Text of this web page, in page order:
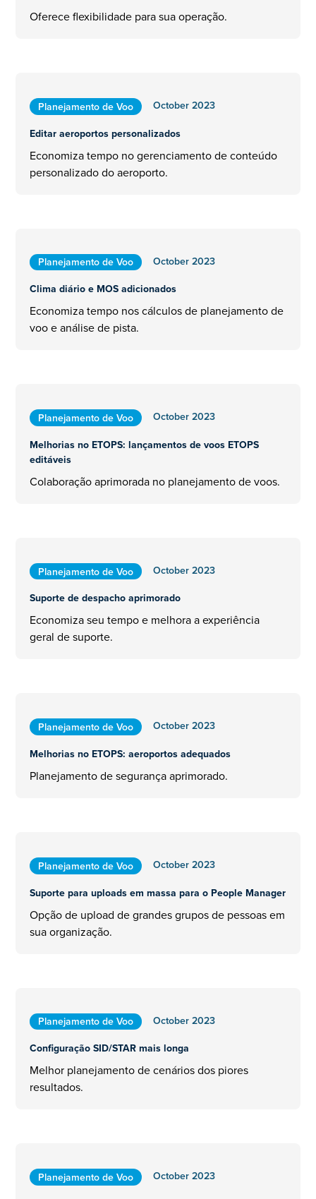
Oferece flexibilidade para sua operação.
Planejamento de Voo
October 2023
Editar aeroportos personalizados
Economiza tempo no gerenciamento de conteúdo
personalizado do aeroporto.
Planejamento de Voo
October 2023
Clima diário e MOS adicionados
Economiza tempo nos cálculos de planejamento de
voo e análise de pista.
Planejamento de Voo
October 2023
Melhorias no ETOPS: lançamentos de voos ETOPS
editáveis
Colaboração aprimorada no planejamento de voos.
Planejamento de Voo
October 2023
Suporte de despacho aprimorado
Economiza seu tempo e melhora a experiência
geral de suporte.
Planejamento de Voo
October 2023
Melhorias no ETOPS: aeroportos adequados
Planejamento de segurança aprimorado.
Planejamento de Voo
October 2023
Suporte para uploads em massa para o People Manager
Opção de upload de grandes grupos de pessoas em
sua organização.
Planejamento de Voo
October 2023
Configuração SID/STAR mais longa
Melhor planejamento de cenários dos piores
resultados.
Planejamento de Voo
October 2023